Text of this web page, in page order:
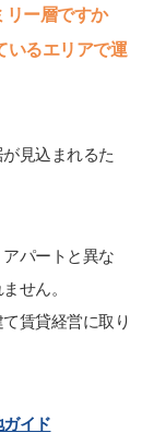
リー層ですか
いるエリアで運
見込まれるた
パートと異な
せん。
賃貸経営に取り
イド